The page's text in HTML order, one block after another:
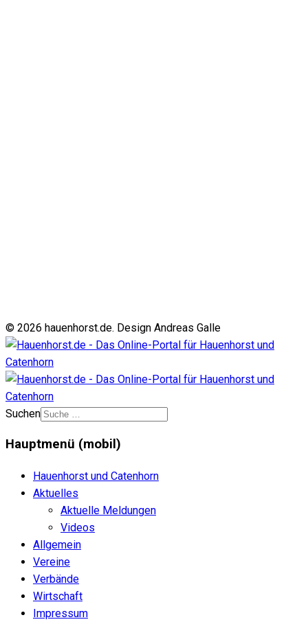
© 2026 hauenhorst.de. Design Andreas Galle
Suchen
Hauptmenü (mobil)
Hauenhorst und Catenhorn
Aktuelles
Aktuelle Meldungen
Videos
Allgemein
Vereine
Verbände
Wirtschaft
Impressum